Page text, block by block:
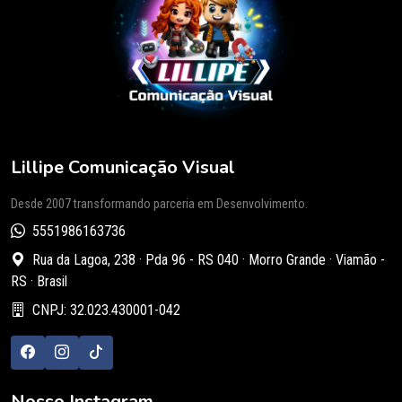
Lillipe Comunicação Visual
Desde 2007 transformando parceria em Desenvolvimento.
5551986163736
Rua da Lagoa, 238 · Pda 96 - RS 040 · Morro Grande · Viamão -
RS · Brasil
CNPJ: 32.023.430001-042